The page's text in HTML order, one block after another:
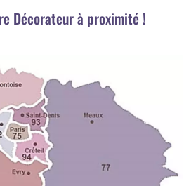
Décorateur à proximité !